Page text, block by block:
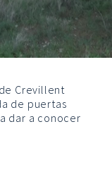
Crevillent
de puertas
dar a conocer